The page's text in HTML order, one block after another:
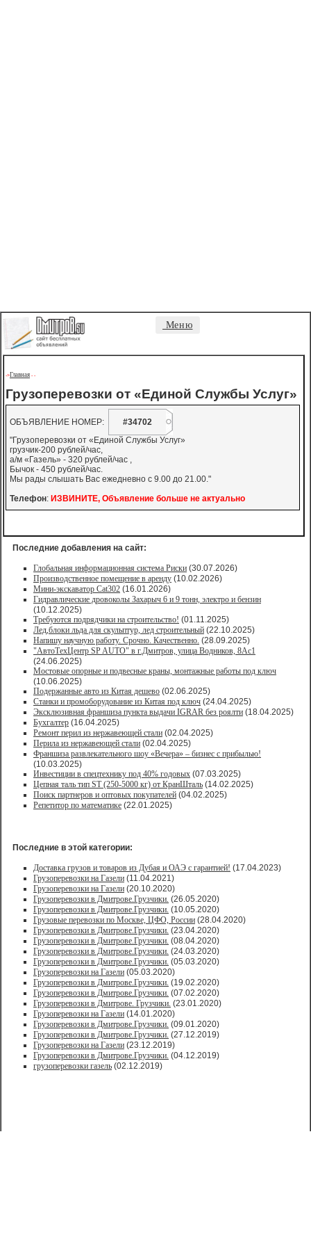
Меню
->Главная - -
Грузоперевозки от «Единой Службы Услуг»
ОБЪЯВЛЕНИЕ НОМЕР:
#34702
"Грузоперевозки от «Единой Службы Услуг»
грузчик-200 рублей/час,
а/м «Газель» - 320 рублей/час ,
Бычок - 450 рублей/час.
Мы рады слышать Вас ежедневно с 9.00 до 21.00."
Телефон: ИЗВИНИТЕ, Объявление больше не актуально
Последние добавления на сайт:
Глобальная информационная система Риски (30.07.2026)
Производственное помещение в аренду (10.02.2026)
Мини-экскаватор Cat302 (16.01.2026)
Гидравлические дровоколы Захарыч 6 и 9 тонн, электро и бензин
(10.12.2025)
Требуются подрядчики на строительство! (01.11.2025)
Лед,блоки льда для скульптур, лед строительный (22.10.2025)
Напишу научную работу. Срочно. Качественно. (28.09.2025)
"АвтоТехЦентр SP AUTO" в г.Дмитров, улица Водников, 8Ас1
(24.06.2025)
Мостовые опорные и подвесные краны, монтажные работы под ключ
(10.06.2025)
Подержанные авто из Китая дешево (02.06.2025)
Станки и промоборудование из Китая под ключ (24.04.2025)
Эксклюзивная франшиза пункта выдачи IGRAR без роялти (18.04.2025)
Бухгалтер (16.04.2025)
Ремонт перил из нержавеющей стали (02.04.2025)
Перила из нержавеющей стали (02.04.2025)
Франшиза развлекательного шоу «Вечера» – бизнес с прибылью!
(10.03.2025)
Инвестиции в спецтехнику под 40% годовых (07.03.2025)
Цепная таль тип ST (250-5000 кг) от КранШталь (14.02.2025)
Поиск партнеров и оптовых покупателей (04.02.2025)
Репетитор по математике (22.01.2025)
Последние в этой категории:
Доставка грузов и товаров из Дубая и ОАЭ с гарантией! (17.04.2023)
Грузоперевозки на Газели (11.04.2021)
Грузоперевозки на Газели (20.10.2020)
Грузоперевозки в Дмитрове.Грузчики. (26.05.2020)
Грузоперевозки в Дмитрове.Грузчики. (10.05.2020)
Грузовые перевозки по Москве, ЦФО, России (28.04.2020)
Грузоперевозки в Дмитрове.Грузчики. (23.04.2020)
Грузоперевозки в Дмитрове.Грузчики. (08.04.2020)
Грузоперевозки в Дмитрове.Грузчики. (24.03.2020)
Грузоперевозки в Дмитрове.Грузчики. (05.03.2020)
Грузоперевозки на Газели (05.03.2020)
Грузоперевозки в Дмитрове.Грузчики. (19.02.2020)
Грузоперевозки в Дмитрове.Грузчики. (07.02.2020)
Грузоперевозки в Дмитрове. Грузчики. (23.01.2020)
Грузоперевозки на Газели (14.01.2020)
Грузоперевозки в Дмитрове.Грузчики. (09.01.2020)
Грузоперевозки в Дмитрове.Грузчики. (27.12.2019)
Грузоперевозки на Газели (23.12.2019)
Грузоперевозки в Дмитрове.Грузчики. (04.12.2019)
грузоперевозки газель (02.12.2019)